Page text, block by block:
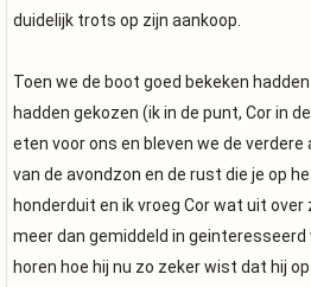
duidelijk trots op zijn aankoop.
Toen we de boot goed bekeken
hadden gekozen (ik in de punt, Cor in
eten voor ons en bleven we de verdere
van de avondzon en de rust die je op
honderduit en ik vroeg Cor wat uit
meer dan gemiddeld in
horen hoe hij nu zo zeker wist dat hij